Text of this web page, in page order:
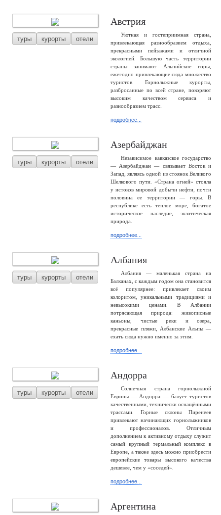
туры курорты отели
Австрия
Уютная и гостеприимная страна,
привлекающая разнообразием отдыха,
прекрасными пейзажами и отличной
экологией. Большую часть территории
страны занимают Альпийские горы,
ежегодно привлекающие сюда множество
туристов. Горнолыжные курорты,
разбросанные по всей стране, покоряют
высоким качеством сервиса и
разнообразием трасс.
подробнее...
туры курорты отели
Азербайджан
Независимое кавказское государство
— Азербайджан — связывает Восток и
Запад, являясь одной из стоянок Великого
Шелкового пути. «Страна огней» стояла
у истоков мировой добычи нефти, почти
половина ее территории — горы. В
республике есть теплое море, богатое
историческое наследие, экзотическая
природа.
подробнее...
туры курорты отели
Албания
Албания — маленькая страна на
Балканах, с каждым годом она становится
всё популярнее: привлекает своим
колоритом, уникальными традициями и
невысокими ценами. В Албании
потрясающая природа: живописные
каньоны, чистые реки и озера,
прекрасные пляжи, Албанские Альпы —
ехать сюда нужно именно за этим.
подробнее...
туры курорты отели
Андорра
Солнечная страна горнолыжной
Европы — Андорра — балует туристов
качественными, технически оснащёнными
трассами. Горные склоны Пиренеев
привлекают начинающих горнолыжников
и профессионалов. Отличным
дополнением к активному отдыху служит
самый крупный термальный комплекс в
Европе, а также здесь можно приобрести
европейские товары высокого качества
дешевле, чем у «соседей».
подробнее...
Аргентина